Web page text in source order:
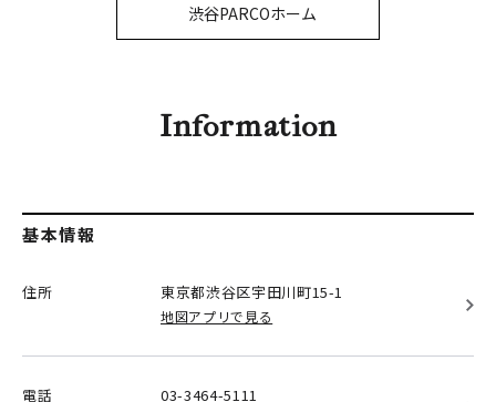
渋谷PARCOホーム
Information
基本情報
住所 東京都渋谷区宇田川町15-1
地図アプリで見る
電話 03-3464-5111